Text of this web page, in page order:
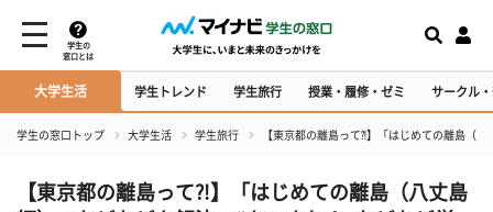
学生の
窓口とは
大学生活 学生トレンド 学生旅行 授業・履修・ゼミ サークル
学生の窓口トップ 大学生活 学生旅行 【東京都の離島って⁈】「はじめての離島（
【東京都の離島って⁈】「はじめての離島（八丈島